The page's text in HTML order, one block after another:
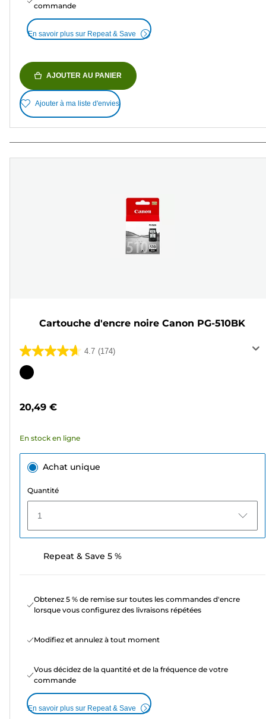
commande
En savoir plus sur Repeat & Save
AJOUTER AU PANIER
Ajouter à ma liste d'envies
Cartouche d'encre noire Canon PG-510BK
4.7 (174)
4.7
sur
174
Cartouche
20,49 €
En stock en ligne
Achat unique
Quantité
1
Repeat & Save 5 %
Obtenez 5 % de remise sur toutes les commandes d'encre
lorsque vous configurez des livraisons répétées
Modifiez et annulez à tout moment
Vous décidez de la quantité et de la fréquence de votre
commande
En savoir plus sur Repeat & Save